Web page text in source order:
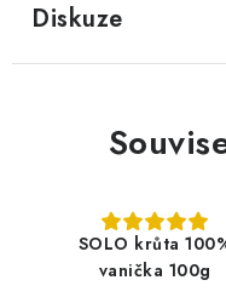
Diskuze
SOLO krůta
vanička 100g